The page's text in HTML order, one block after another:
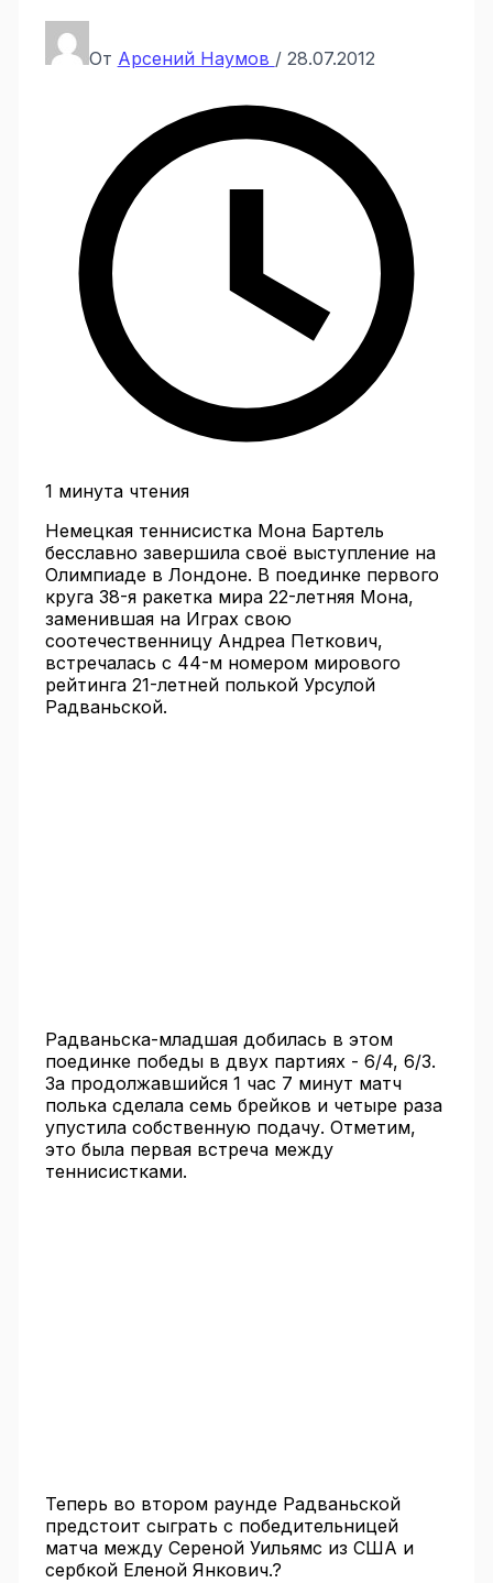
От Арсений Наумов / 28.07.2012
1 минута чтения
Немецкая теннисистка Мона Бартель
бесславно завершила своё выступление на
Олимпиаде в Лондоне. В поединке первого
круга 38-я ракетка мира 22-летняя Мона,
заменившая на Играх свою
соотечественницу Андреа Петкович,
встречалась с 44-м номером мирового
рейтинга 21-летней полькой Урсулой
Радваньской.
Радваньска-младшая добилась в этом
поединке победы в двух партиях - 6/4, 6/3.
За продолжавшийся 1 час 7 минут матч
полька сделала семь брейков и четыре раза
упустила собственную подачу. Отметим,
это была первая встреча между
теннисистками.
Теперь во втором раунде Радваньской
предстоит сыграть с победительницей
матча между Сереной Уильямс из США и
сербкой Еленой Янкович.?